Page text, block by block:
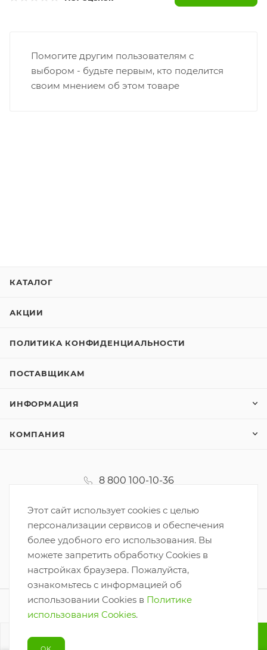
Помогите другим пользователям с
выбором - будьте первым, кто поделится
своим мнением об этом товаре
КАТАЛОГ
АКЦИИ
ПОЛИТИКА КОНФИДЕНЦИАЛЬНОСТИ
ПОСТАВЩИКАМ
ИНФОРМАЦИЯ
КОМПАНИЯ
8 800 100-10-36
Этот сайт использует cookies с целью
персонализации сервисов и обеспечения
более удобного его использования. Вы
можете запретить обработку Cookies в
настройках браузера. Пожалуйста,
ознакомьтесь с информацией об
использовании Cookies в Политике
использования Cookies.